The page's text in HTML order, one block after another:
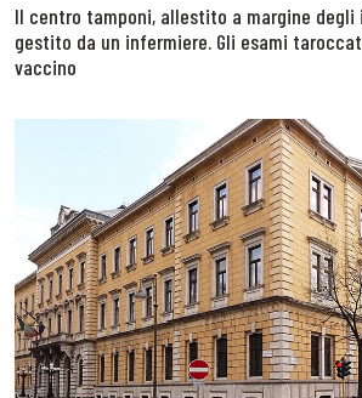
Il centro tamponi, allestito a margine
gestito da un infermiere. Gli esami
vaccino